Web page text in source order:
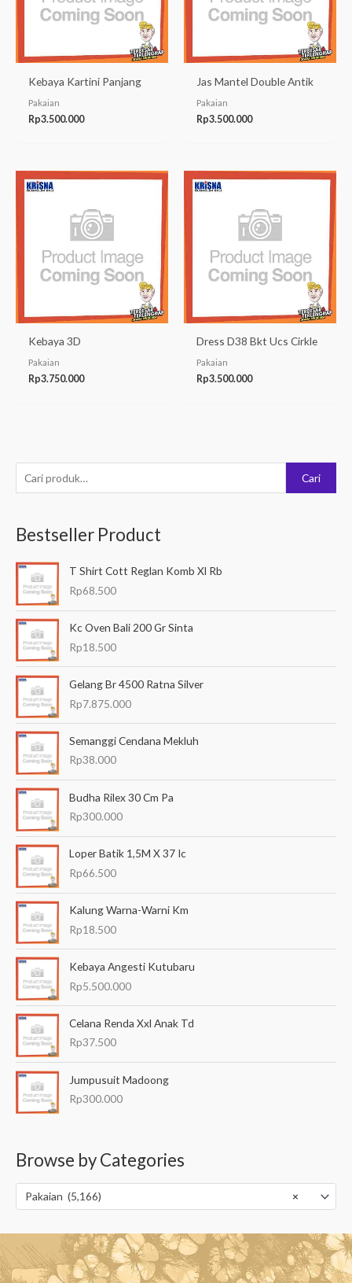
e
c
a
u
n
u
Cari
Bestseller Product
T Shirt Cott Reglan Komb Xl Rb
Rp68.500
Kc Oven Bali 200 Gr Sinta
Rp18.500
Gelang Br 4500 Ratna Silver
Rp7.875.000
Semanggi Cendana Mekluh
Rp38.000
Budha Rilex 30 Cm Pa
Rp300.000
Loper Batik 1,5M X 37 Ic
Rp66.500
Kalung Warna-Warni Km
Rp18.500
Kebaya Angesti Kutubaru
Rp5.500.000
Celana Renda Xxl Anak Td
Rp37.500
Jumpusuit Madoong
Rp300.000
Browse by Categories
×
Pakaian (5,166)
Kebaya Kartini Panjang
Pakaian
Rp3.500.000
Jas Mantel Double Antik
Pakaian
Rp3.500.000
Kebaya 3D
Pakaian
Rp3.750.000
Dress D38 Bkt Ucs Cirkle
Pakaian
Rp3.500.000